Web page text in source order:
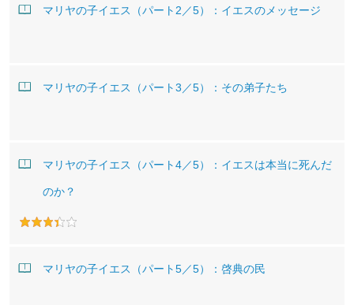
マリヤの子イエス（パート2／5）：イエスのメッセージ
マリヤの子イエス（パート3／5）：その弟子たち
マリヤの子イエス（パート4／5）：イエスは本当に死んだ
のか？
マリヤの子イエス（パート5／5）：啓典の民